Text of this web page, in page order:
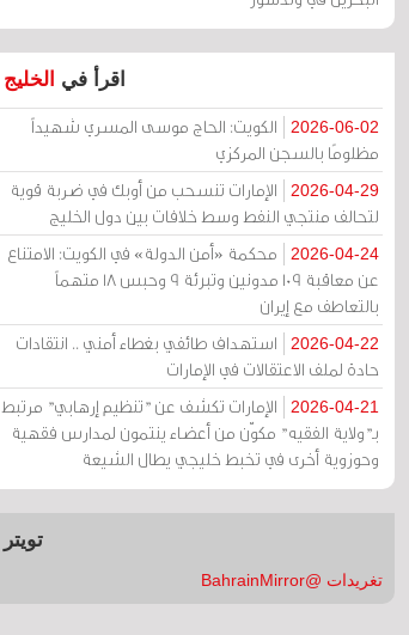
اقرأ في الخليج
2026-06-02
الكويت: الحاج موسى المسري شهيداً
مظلومًا بالسجن المركزي
2026-04-29
الإمارات تنسحب من أوبك في ضربة قوية
لتحالف منتجي النفط وسط خلافات بين دول الخليج
2026-04-24
محكمة «أمن الدولة» في الكويت: الامتناع
عن معاقبة 109 مدونين وتبرئة 9 وحبس 18 متهماً
بالتعاطف مع إيران
2026-04-22
استهداف طائفي بغطاء أمني .. انتقادات
حادة لملف الاعتقالات في الإمارات
2026-04-21
الإمارات تكشف عن "تنظيم إرهابي" مرتبط
بـ"ولاية الفقيه" مكوّن من أعضاء ينتمون لمدارس فقهية
وحوزوية أخرى في تخبط خليجي يطال الشيعة
تويتر
تغريدات @BahrainMirror